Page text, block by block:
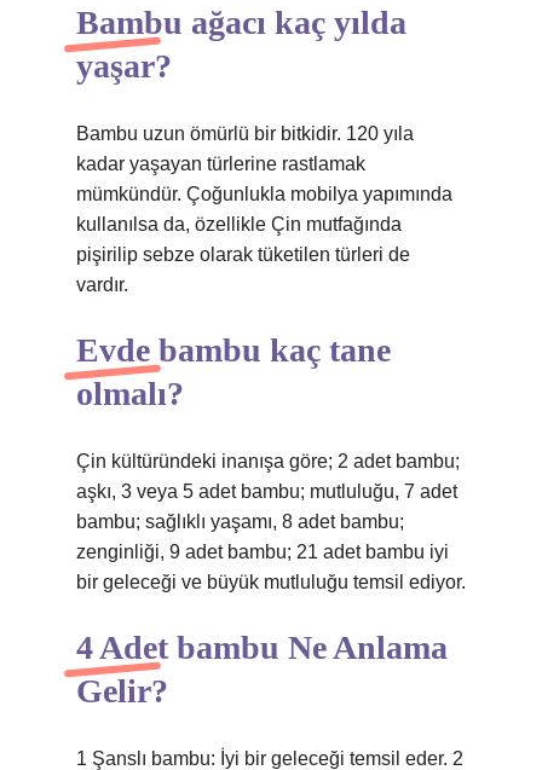
Bambu ağacı kaç yılda
yaşar?
Bambu uzun ömürlü bir bitkidir. 120 yıla
kadar yaşayan türlerine rastlamak
mümkündür. Çoğunlukla mobilya yapımında
kullanılsa da, özellikle Çin mutfağında
pişirilip sebze olarak tüketilen türleri de
vardır.
Evde bambu kaç tane
olmalı?
Çin kültüründeki inanışa göre; 2 adet bambu;
aşkı, 3 veya 5 adet bambu; mutluluğu, 7 adet
bambu; sağlıklı yaşamı, 8 adet bambu;
zenginliği, 9 adet bambu; 21 adet bambu iyi
bir geleceği ve büyük mutluluğu temsil ediyor.
4 Adet bambu Ne Anlama
Gelir?
1 Şanslı bambu: İyi bir geleceği temsil eder. 2